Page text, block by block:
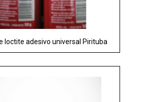
loctite adesivo universal Pirituba